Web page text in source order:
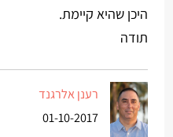
היכן שהיא קיימת.
תודה
רענן אלרגנד
01-10-2017